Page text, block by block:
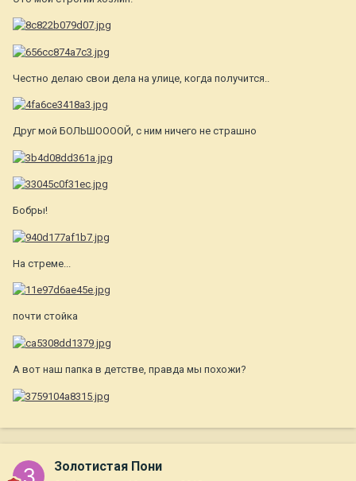
Честно делаю свои дела на улице, когда получится..
Друг мой БОЛЬШООООЙ, с ним ничего не страшно
Бобры!
На стреме...
почти стойка
А вот наш папка в детстве, правда мы похожи?
Золотистая Пони